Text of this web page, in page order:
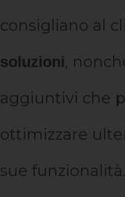
consigliano al
soluzioni,
aggiuntivi che
ottimizzare
sue